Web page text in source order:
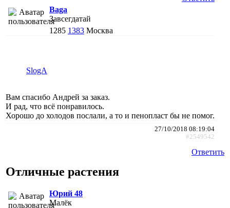
Baga
Завсегдатай
1285 1383 Москва
SlogA
Вам спасибо Андрей за заказ.
И рад, что всё понравилось.
Хорошо до холодов послали, а то и пенопласт бы не помог.
27/10/2018 08:19:04
#2549542
Ответить
Отличные растения
Юрий 48
Малёк